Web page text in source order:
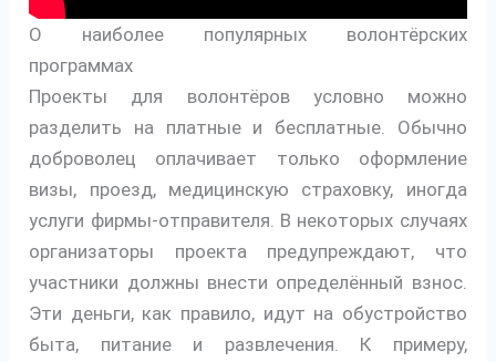
О наиболее популярных волонтёрских
программах
Проекты для волонтёров условно можно
разделить на платные и бесплатные. Обычно
доброволец оплачивает только оформление
визы, проезд, медицинскую страховку, иногда
услуги фирмы-отправителя. В некоторых случаях
организаторы проекта предупреждают, что
участники должны внести определённый взнос.
Эти деньги, как правило, идут на обустройство
быта, питание и развлечения. К примеру,